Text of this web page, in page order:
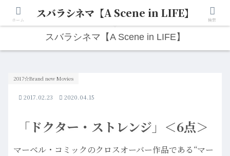
人生は“ひとりごと”から始まる。映画と写真と日々のこと。
スバラシネマ【A Scene in LIFE】
「ドクター・ストレンジ」＜6点＞
2017☆Brand new Movies
2017.02.23 2020.04.15
マーベル・コミックのクロスオーバー作品である“マー
ホーム スバラシネマ【A Scene in LIFE】 検索